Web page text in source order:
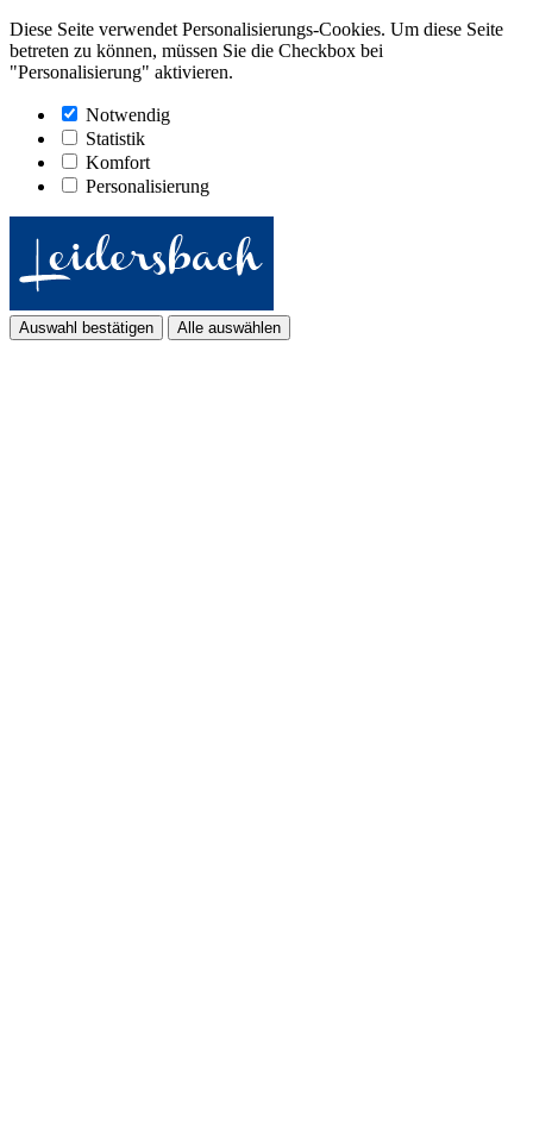
Diese Seite verwendet Personalisierungs-Cookies. Um diese Seite
betreten zu können, müssen Sie die Checkbox bei
"Personalisierung" aktivieren.
Notwendig
Statistik
Komfort
Personalisierung
Auswahl bestätigen Alle auswählen